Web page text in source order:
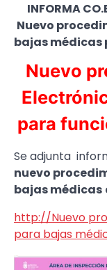
INFORMA
Nuevo
bajas médicas
Nuevo
para
Se adjunta
nuevo
bajas médicas
http://Nuevo
para bajas